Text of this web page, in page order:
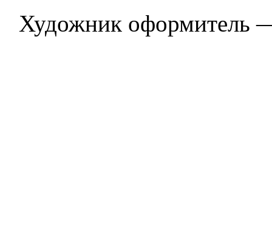
Художник оформитель